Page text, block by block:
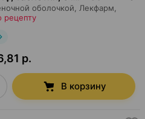
оболочкой, Лекфарм
рецепту
р.
В корзину